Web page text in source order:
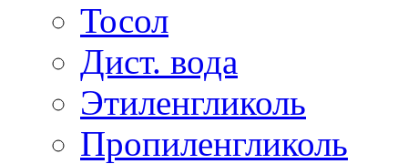
Тосол
Дист. вода
Этиленгликоль
Пропиленгликоль